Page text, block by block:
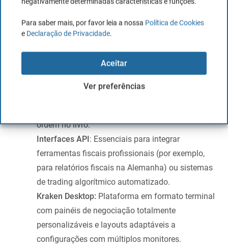
Para saber mais, por favor leia a nossa Política de Cookies
e Declaração de Privacidade.
Aceitar
Ver preferências
Comparação direta de funcionalidades
Tipos de ordens avançadas: As trailing stop
permitem proteger ganhos de forma dinâmica; as
ordens OCO (One Cancels the Other) combinam
stop-loss e take-profit em simultâneo.
Ordens Iceberg: Permitem introduzir grandes
ordem no livro.
Interfaces API : Essenciais para integrar
ferramentas fiscais profissionais (por exemplo,
para relatórios fiscais na Alemanha) ou sistemas
de trading algorítmico automatizado.
Kraken Desktop: Plataforma em formato terminal
com painéis de negociação totalmente
personalizáveis e layouts adaptáveis a
configurações com múltiplos monitores.